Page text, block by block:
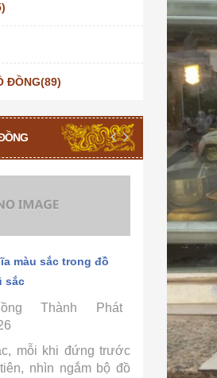
ĐỒNG(89)
màu sắc trong đồ
sắc
Thành Phát
mỗi khi đứng trước
nhìn ngắm bộ đồ
Quy trình
Thành Phát
Đồ
15/ 04/
Thưa
tự hỏi tại